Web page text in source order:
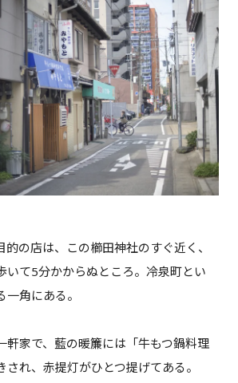
的の店は、この櫛田神社のすぐ近く、
いて5分かからぬところ。冷泉町とい
角にある。
軒家で、藍の暖簾には「牛もつ鍋料理
れ、赤提灯がひとつ提げてある。